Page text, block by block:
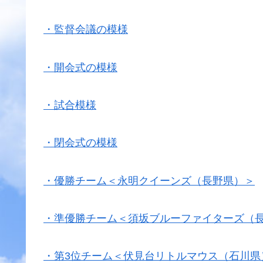
・監督会議の模様
・開会式の模様
・試合模様
・閉会式の模様
・優勝チーム＜永明クイーンズ（長野県）＞
・準優勝チーム＜須坂ブルーファイターズ（
・第3位チーム＜伏見台リトルマウス（石川県